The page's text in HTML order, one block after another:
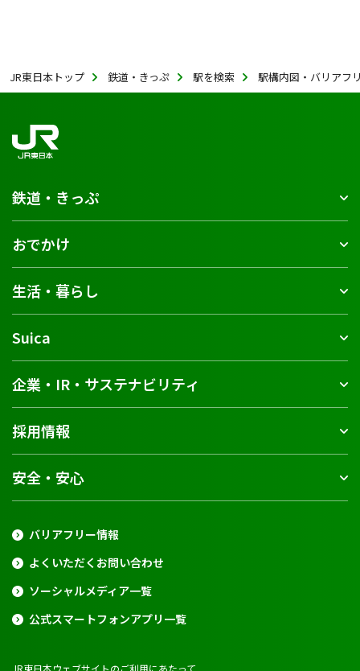
JR東日本トップ 鉄道・きっぷ 駅を検索 駅構内図・バリアフ
鉄道・きっぷ
おでかけ
生活・暮らし
Suica
企業・IR・サステナビリティ
採用情報
安全・安心
バリアフリー情報
よくいただくお問い合わせ
ソーシャルメディア一覧
公式スマートフォンアプリ一覧